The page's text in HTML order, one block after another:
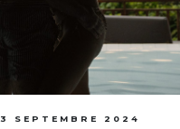
3 SEPTEMBRE 2024